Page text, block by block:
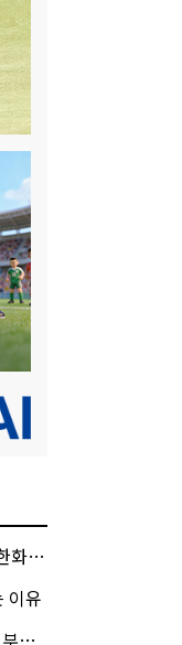
은?
이유
?